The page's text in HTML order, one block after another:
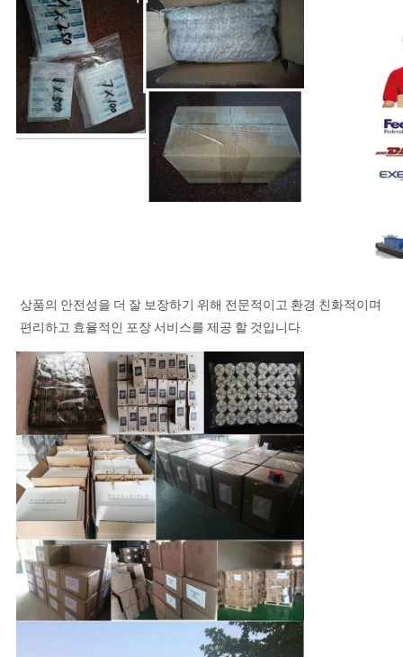
상품의 안전성을 더 잘 보장하기 위해 전문적이고 환경 친화적이며
편리하고 효율적인 포장 서비스를 제공 할 것입니다.